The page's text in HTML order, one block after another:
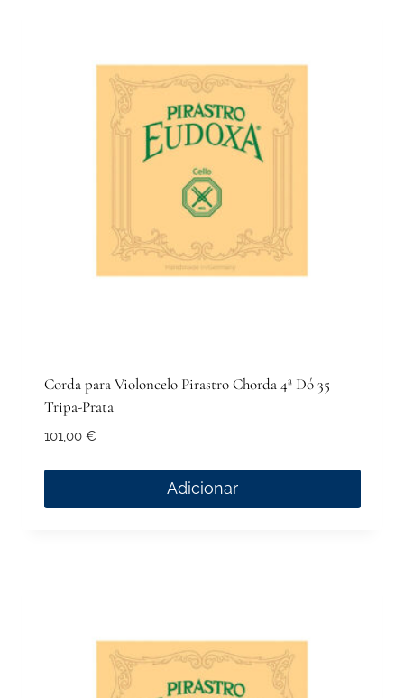
Corda para Violoncelo Pirastro Chorda 4ª Dó 35
Tripa-Prata
101,00 €
Adicionar